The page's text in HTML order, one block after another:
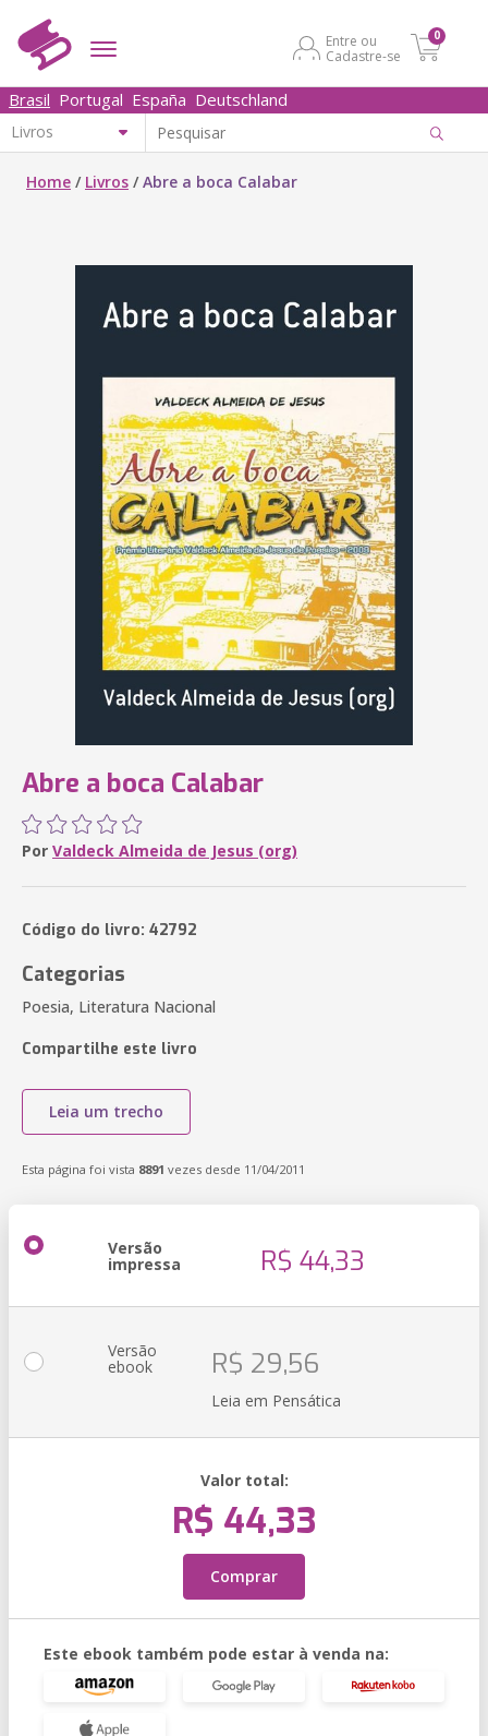
Entre ou
Cadastre-se
0
Brasil Portugal España Deutschland
Home / Livros /Abre a boca Calabar
Abre a boca Calabar
Por Valdeck Almeida de Jesus (org)
Código do livro: 42792
Categorias
Poesia, Literatura Nacional
Compartilhe este livro
Leia um trecho
Esta página foi vista 8891 vezes desde 11/04/2011
Versão
impressa R$ 44,33
Versão
ebook R$ 29,56
Leia em Pensática
Valor total:
R$ 44,33
Comprar
Este ebook também pode estar à venda na: